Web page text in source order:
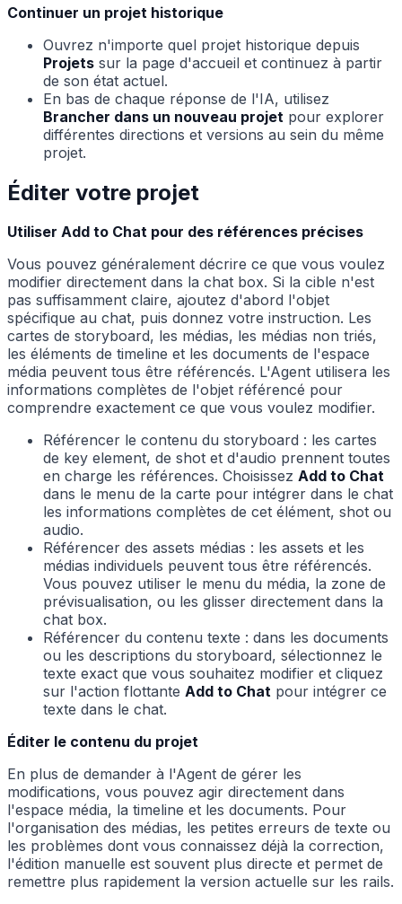
Continuer un projet historique
Ouvrez n'importe quel projet historique depuis
Projets sur la page d'accueil et continuez à partir
de son état actuel.
En bas de chaque réponse de l'IA, utilisez
Brancher dans un nouveau projet pour explorer
différentes directions et versions au sein du même
projet.
Éditer votre projet
Utiliser Add to Chat pour des références précises
Vous pouvez généralement décrire ce que vous voulez
modifier directement dans la chat box. Si la cible n'est
pas suffisamment claire, ajoutez d'abord l'objet
spécifique au chat, puis donnez votre instruction. Les
cartes de storyboard, les médias, les médias non triés,
les éléments de timeline et les documents de l'espace
média peuvent tous être référencés. L'Agent utilisera les
informations complètes de l'objet référencé pour
comprendre exactement ce que vous voulez modifier.
Référencer le contenu du storyboard : les cartes
de key element, de shot et d'audio prennent toutes
en charge les références. Choisissez Add to Chat
dans le menu de la carte pour intégrer dans le chat
les informations complètes de cet élément, shot ou
audio.
Référencer des assets médias : les assets et les
médias individuels peuvent tous être référencés.
Vous pouvez utiliser le menu du média, la zone de
prévisualisation, ou les glisser directement dans la
chat box.
Référencer du contenu texte : dans les documents
ou les descriptions du storyboard, sélectionnez le
texte exact que vous souhaitez modifier et cliquez
sur l'action flottante Add to Chat pour intégrer ce
texte dans le chat.
Éditer le contenu du projet
En plus de demander à l'Agent de gérer les
modifications, vous pouvez agir directement dans
l'espace média, la timeline et les documents. Pour
l'organisation des médias, les petites erreurs de texte ou
les problèmes dont vous connaissez déjà la correction,
l'édition manuelle est souvent plus directe et permet de
remettre plus rapidement la version actuelle sur les rails.